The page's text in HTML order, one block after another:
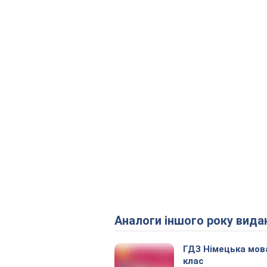
Аналоги іншого року
ГДЗ Німецька
клас